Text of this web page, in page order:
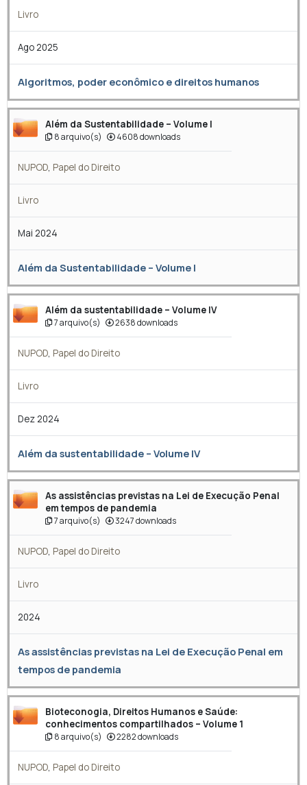
Livro
Ago 2025
Algoritmos, poder econômico e direitos humanos
Além da Sustentabilidade – Volume I
8 arquivo(s) 4608 downloads
NUPOD, Papel do Direito
Livro
Mai 2024
Além da Sustentabilidade – Volume I
Além da sustentabilidade – Volume IV
7 arquivo(s) 2638 downloads
NUPOD, Papel do Direito
Livro
Dez 2024
Além da sustentabilidade – Volume IV
As assistências previstas na Lei de Execução Penal
em tempos de pandemia
7 arquivo(s) 3247 downloads
NUPOD, Papel do Direito
Livro
2024
As assistências previstas na Lei de Execução Penal em
tempos de pandemia
Bioteconogia, Direitos Humanos e Saúde:
conhecimentos compartilhados – Volume 1
8 arquivo(s) 2282 downloads
NUPOD, Papel do Direito